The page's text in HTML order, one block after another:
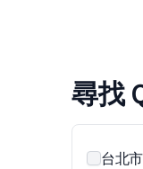
尋找
台北市